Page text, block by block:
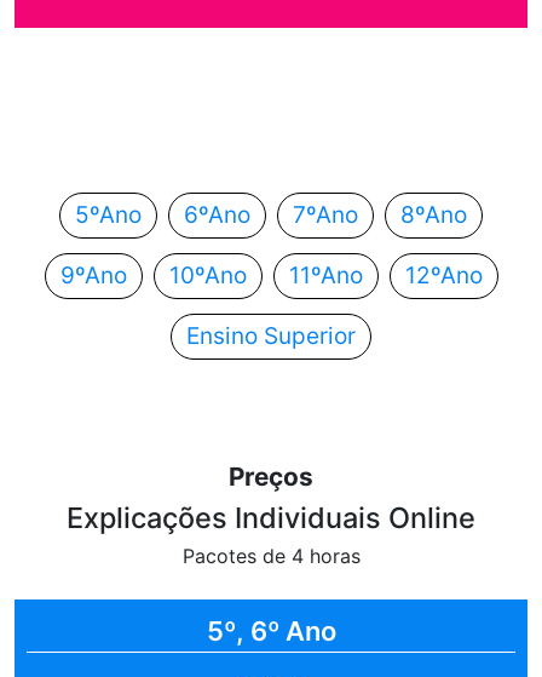
5ºAno 6ºAno 7ºAno 8ºAno
9ºAno 10ºAno 11ºAno 12ºAno
Ensino Superior
Preços
Explicações Individuais Online
Pacotes de 4 horas
5º, 6º Ano